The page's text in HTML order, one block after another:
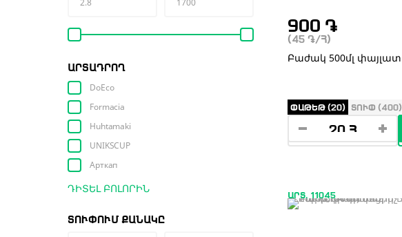
ԱՐՏԱԴՐՈՂ
DoEco
Formacia
Huhtamaki
UNIKSCUP
Арткап
ԴԻՏԵԼ ԲՈԼՈՐԻՆ
ՏՈՒՓՈՒՄ ՔԱՆԱԿԸ
900 ֏
(45 ֏ /Հ)
Բաժակ 500մլ փայլատ
ՓԱԹԵԹ (20) ՏՈՒՓ (400)
ԱՐՏ. 11045